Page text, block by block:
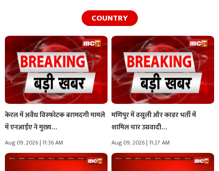
COUNTRY
केरल में अवैध विस्फोटक बरामदगी मामले
में एनआईए ने मुख्य…
Aug 09, 2026 | 11:36 AM
मणिपुर में वसूली और काडर भर्ती में
शामिल चार उग्रवादी…
Aug 09, 2026 | 11:27 AM